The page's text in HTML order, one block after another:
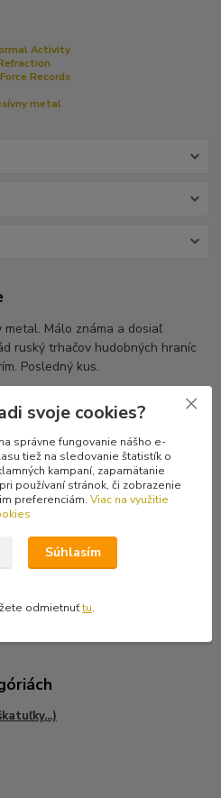
Activity
Records
metal
Málo známa a dosiaľ
ruský trhačov hudobných hraníc
Posledný kus.
svoje cookies?
správne fungovanie nášho e-
tiež na sledovanie štatistík o
kampaní, zapamätanie
používaní stránok, či zobrazenie
preferenciám. Viac na využitie
Súhlasím
odmietnuťtu.